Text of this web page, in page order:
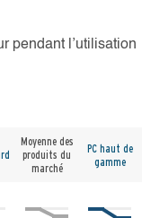
pendant l’utilisation
Moyenne des
produits du
marché
PC haut de
gamme